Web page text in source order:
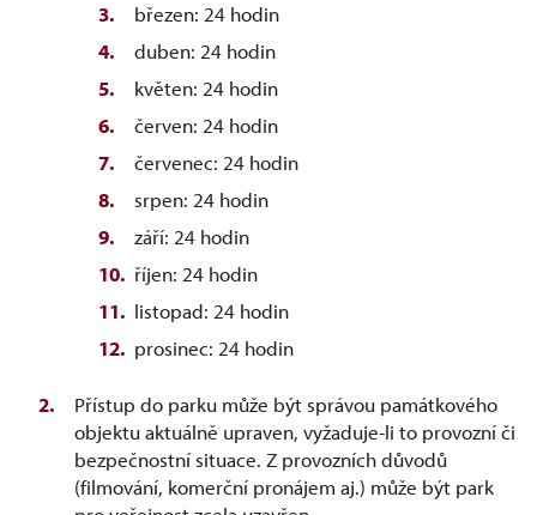
březen: 24 hodin
duben: 24 hodin
květen: 24 hodin
červen: 24 hodin
červenec: 24 hodin
srpen: 24 hodin
září: 24 hodin
říjen: 24 hodin
listopad: 24 hodin
prosinec: 24 hodin
Přístup do parku může být správou památkového
objektu aktuálně upraven, vyžaduje-li to provozní či
bezpečnostní situace. Z provozních důvodů
(filmování, komerční pronájem aj.) může být park